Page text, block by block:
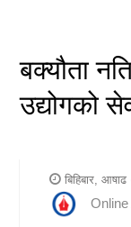
पूँजीबजार
अटो
बक्यौता
उद्योगको
बिहिबार,
Online